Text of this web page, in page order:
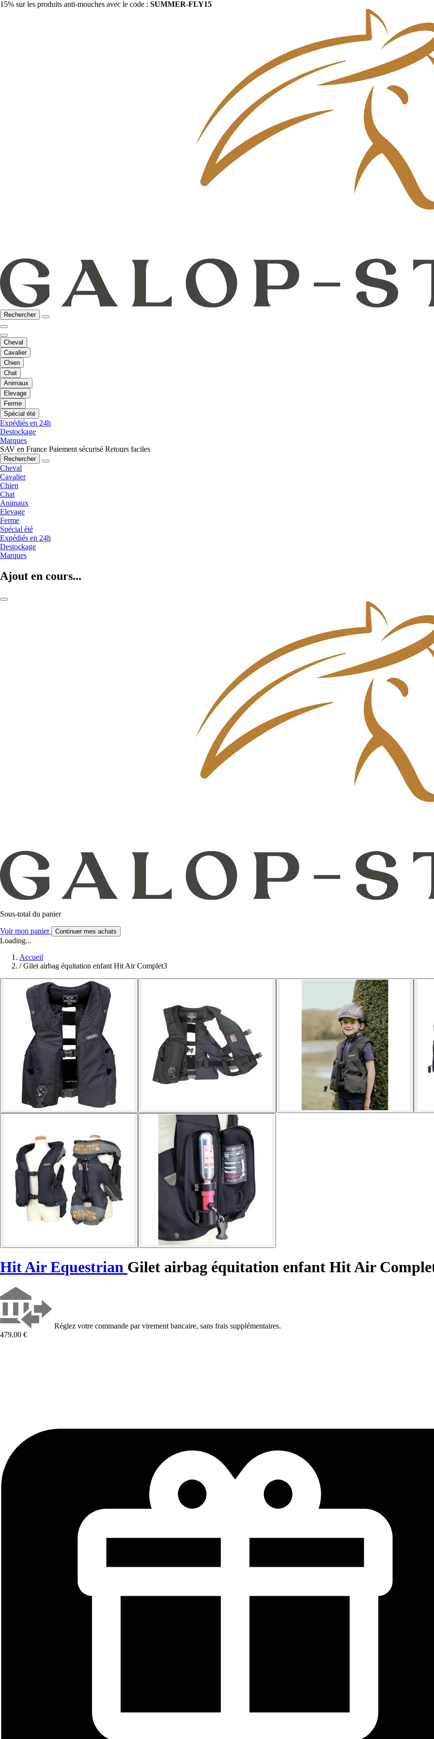
15% sur les produits anti-mouches avec le code : SUMMER-FLY15
Rechercher
Cheval
Cavalier
Chien
Chat
Animaux
Elevage
Ferme
Spécial été
Expédiés en 24h
Destockage
Marques
SAV en France Paiement sécurisé Retours faciles
Rechercher
Cheval
Cavalier
Chien
Chat
Animaux
Elevage
Ferme
Spécial été
Expédiés en 24h
Destockage
Marques
Ajout en cours...
Sous-total du panier
Voir mon panier Continuer mes achats
Loading...
Accueil
/ Gilet airbag équitation enfant Hit Air Complet3
Hit Air Equestrian Gilet airbag équitation enfant Hit Air
Réglez votre commande par virement bancaire, sans frais supplémentaires.
479,00 €